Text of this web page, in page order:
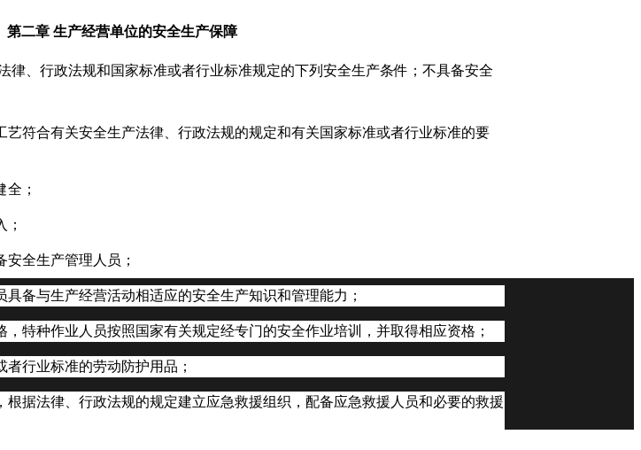
第二章生产经营单位的安全生产保障
律、行政法规和国家标准或者行业标准规定的下列安全生产条件；不具备安全
艺符合有关安全生产法律、行政法规的规定和有关国家标准或者行业标准的要
全；
；
安全生产管理人员；
具备与生产经营活动相适应的安全生产知识和管理能力；
，特种作业人员按照国家有关规定经专门的安全作业培训，并取得相应资格；
者行业标准的劳动防护用品；
根据法律、行政法规的规定建立应急救援组织，配备应急救援人员和必要的救援